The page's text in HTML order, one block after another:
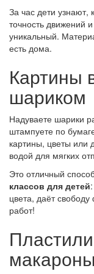
За час дети узнают,
точность движений
уникальный.
есть дома.
Картины
шариком
Надуваете шарики
штампуете по
картины, цветы
водой для мягких
Это отличный
классов для детей
цвета, даёт
работ!
макароны